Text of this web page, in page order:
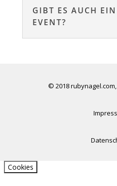
GIBT ES AUCH
EVENT?
© 2018
Cookies